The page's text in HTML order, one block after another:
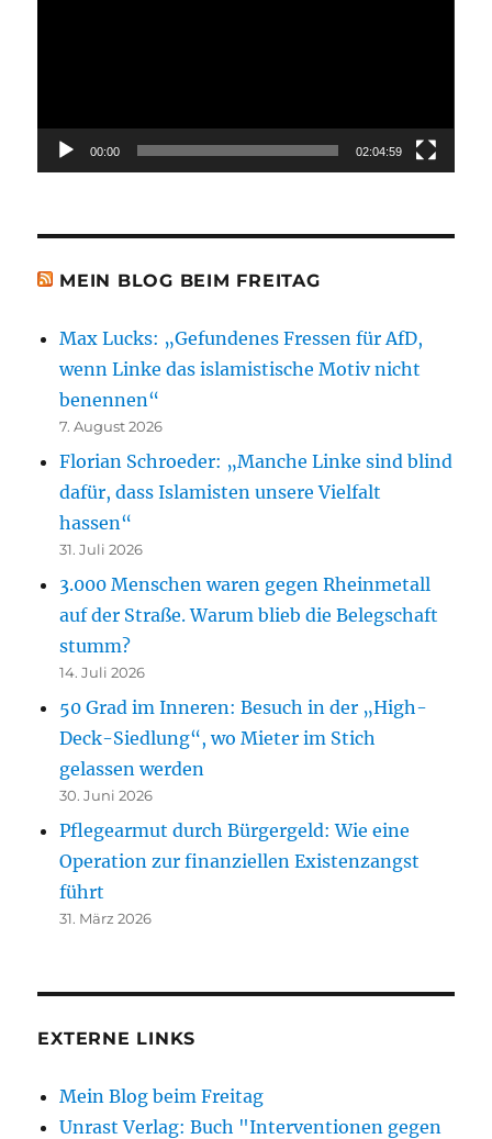
00:00 02:04:59
MEIN BLOG BEIM FREITAG
Max Lucks: „Gefundenes Fressen für AfD,
wenn Linke das islamistische Motiv nicht
benennen“
7. August 2026
Florian Schroeder: „Manche Linke sind blind
dafür, dass Islamisten unsere Vielfalt
hassen“
31. Juli 2026
3.000 Menschen waren gegen Rheinmetall
auf der Straße. Warum blieb die Belegschaft
stumm?
14. Juli 2026
50 Grad im Inneren: Besuch in der „High-
Deck-Siedlung“, wo Mieter im Stich
gelassen werden
30. Juni 2026
Pflegearmut durch Bürgergeld: Wie eine
Operation zur finanziellen Existenzangst
führt
31. März 2026
EXTERNE LINKS
Mein Blog beim Freitag
Unrast Verlag: Buch "Interventionen gegen